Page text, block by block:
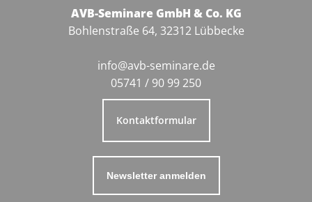
AVB-Seminare GmbH & Co. KG
Bohlenstraße 64, 32312 Lübbecke
info@avb-seminare.de
05741 / 90 99 250
Kontaktformular
Newsletter anmelden